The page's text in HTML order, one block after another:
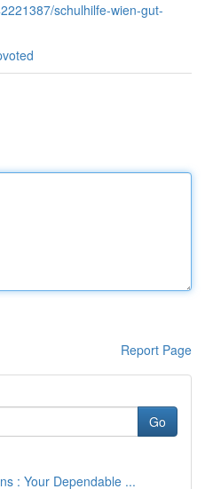
schulhilfe-wien-gut-
Report Page
Go
: Your Dependable ...